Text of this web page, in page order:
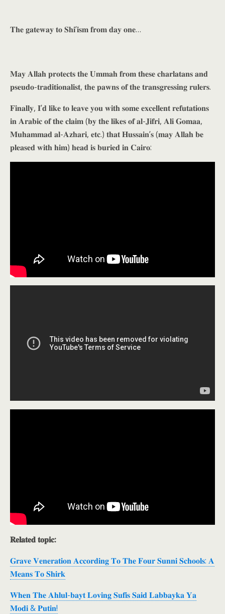
𝐓𝐡𝐞 𝐠𝐚𝐭𝐞𝐰𝐚𝐲 𝐭𝐨 𝐒𝐡𝐢’𝐢𝐬𝐦 𝐟𝐫𝐨𝐦 𝐝𝐚𝐲 𝐨𝐧𝐞…
𝐌𝐚𝐲 𝐀𝐥𝐥𝐚𝐡 𝐩𝐫𝐨𝐭𝐞𝐜𝐭𝐬 𝐭𝐡𝐞 𝐔𝐦𝐦𝐚𝐡 𝐟𝐫𝐨𝐦 𝐭𝐡𝐞𝐬𝐞 𝐜𝐡𝐚𝐫𝐥𝐚𝐭𝐚𝐧𝐬 𝐚𝐧𝐝
𝐩𝐬𝐞𝐮𝐝𝐨-𝐭𝐫𝐚𝐝𝐢𝐭𝐢𝐨𝐧𝐚𝐥𝐢𝐬𝐭, 𝐭𝐡𝐞 𝐩𝐚𝐰𝐧𝐬 𝐨𝐟 𝐭𝐡𝐞 𝐭𝐫𝐚𝐧𝐬𝐠𝐫𝐞𝐬𝐬𝐢𝐧𝐠 𝐫𝐮𝐥𝐞𝐫𝐬.
𝐅𝐢𝐧𝐚𝐥𝐥𝐲, 𝐈’𝐝 𝐥𝐢𝐤𝐞 𝐭𝐨 𝐥𝐞𝐚𝐯𝐞 𝐲𝐨𝐮 𝐰𝐢𝐭𝐡 𝐬𝐨𝐦𝐞 𝐞𝐱𝐜𝐞𝐥𝐥𝐞𝐧𝐭 𝐫𝐞𝐟𝐮𝐭𝐚𝐭𝐢𝐨𝐧𝐬
𝐢𝐧 𝐀𝐫𝐚𝐛𝐢𝐜 𝐨𝐟 𝐭𝐡𝐞 𝐜𝐥𝐚𝐢𝐦 (𝐛𝐲 𝐭𝐡𝐞 𝐥𝐢𝐤𝐞𝐬 𝐨𝐟 𝐚𝐥-𝐉𝐢𝐟𝐫𝐢, 𝐀𝐥𝐢 𝐆𝐨𝐦𝐚𝐚,
𝐌𝐮𝐡𝐚𝐦𝐦𝐚𝐝 𝐚𝐥-𝐀𝐳𝐡𝐚𝐫𝐢, 𝐞𝐭𝐜.) 𝐭𝐡𝐚𝐭 𝐇𝐮𝐬𝐬𝐚𝐢𝐧’𝐬 (𝐦𝐚𝐲 𝐀𝐥𝐥𝐚𝐡 𝐛𝐞
𝐩𝐥𝐞𝐚𝐬𝐞𝐝 𝐰𝐢𝐭𝐡 𝐡𝐢𝐦) 𝐡𝐞𝐚𝐝 𝐢𝐬 𝐛𝐮𝐫𝐢𝐞𝐝 𝐢𝐧 𝐂𝐚𝐢𝐫𝐨:
𝐑𝐞𝐥𝐚𝐭𝐞𝐝 𝐭𝐨𝐩𝐢𝐜:
𝐆𝐫𝐚𝐯𝐞 𝐕𝐞𝐧𝐞𝐫𝐚𝐭𝐢𝐨𝐧 𝐀𝐜𝐜𝐨𝐫𝐝𝐢𝐧𝐠 𝐓𝐨 𝐓𝐡𝐞 𝐅𝐨𝐮𝐫 𝐒𝐮𝐧𝐧𝐢 𝐒𝐜𝐡𝐨𝐨𝐥𝐬: 𝐀
𝐌𝐞𝐚𝐧𝐬 𝐓𝐨 𝐒𝐡𝐢𝐫𝐤
𝐖𝐡𝐞𝐧 𝐓𝐡𝐞 𝐀𝐡𝐥𝐮𝐥-𝐛𝐚𝐲𝐭 𝐋𝐨𝐯𝐢𝐧𝐠 𝐒𝐮𝐟𝐢𝐬 𝐒𝐚𝐢𝐝 𝐋𝐚𝐛𝐛𝐚𝐲𝐤𝐚 𝐘𝐚
𝐌𝐨𝐝𝐢 & 𝐏𝐮𝐭𝐢𝐧!